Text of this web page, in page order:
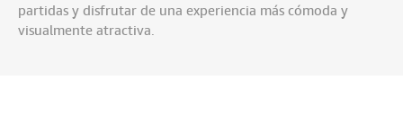
partidas y disfrutar de una experiencia más cómoda y
visualmente atractiva.